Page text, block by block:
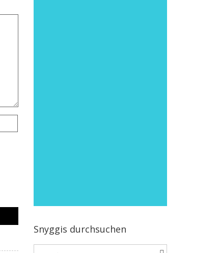
Snyggis durchsuchen